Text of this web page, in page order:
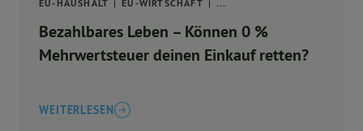
EU-HAUSHALT
EU-WIRTSCHAFT ...
Bezahlbares Leben – Können 0 %
Mehrwertsteuer deinen Einkauf retten?
WEITERLESEN